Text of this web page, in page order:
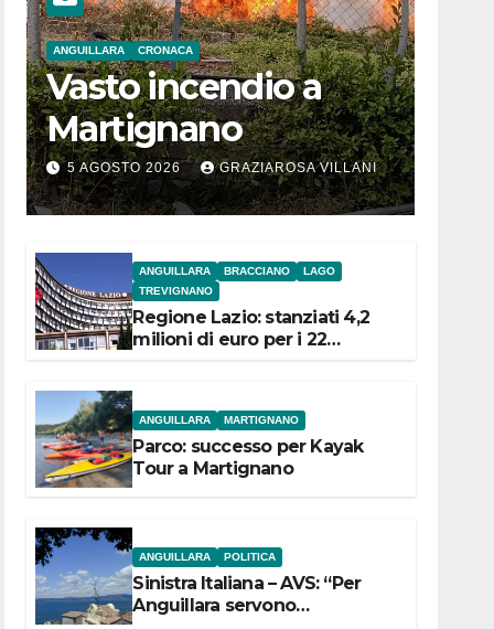
ANGUILLARA CRONACA
Vasto incendio a
Martignano
5 AGOSTO 2026 GRAZIAROSA VILLANI
ANGUILLARA BRACCIANO
LAGO
TREVIGNANO
Regione Lazio: stanziati 4,2
milioni di euro per i 22
ANGUILLARA MARTIGNANO
Parco: successo per Kayak
Tour a Martignano
ANGUILLARA POLITICA
Sinistra Italiana – AVS: “Per
Anguillara servono